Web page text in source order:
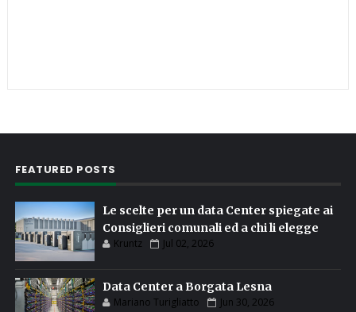
FEATURED POSTS
Le scelte per un data Center spiegate ai
Consiglieri comunali ed a chi li elegge
Kruntz Jul 02, 2026
Data Center a Borgata Lesna
Mariano Turigliatto Jun 30, 2026